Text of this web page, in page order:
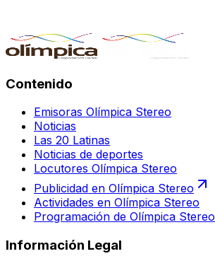
Contenido
Emisoras Olímpica Stereo
Noticias
Las 20 Latinas
Noticias de deportes
Locutores Olímpica Stereo
Publicidad en Olímpica Stereo
Actividades en Olímpica Stereo
Programación de Olímpica Stereo
Información Legal